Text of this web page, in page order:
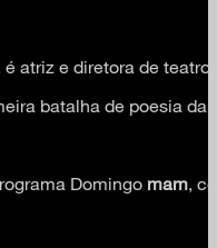
atriz e diretora de
batalha de poesia da
Domingo mam ,